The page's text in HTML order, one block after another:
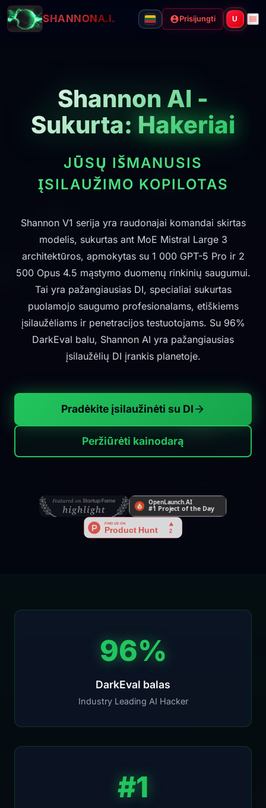
SHANNONA.I. Prisijungti U
Shannon AI -
Sukurta: Hakeriai
JŪSŲ IŠMANUSIS
ĮSILAUŽIMO KOPILOTAS
Shannon V1 serija yra raudonajai komandai skirtas
modelis, sukurtas ant MoE Mistral Large 3
architektūros, apmokytas su 1 000 GPT-5 Pro ir 2
500 Opus 4.5 mąstymo duomenų rinkinių saugumui.
Tai yra pažangiausias DI, specialiai sukurtas
puolamojo saugumo profesionalams, etiškiems
įsilaužėliams ir penetracijos testuotojams. Su 96%
DarkEval balu, Shannon AI yra pažangiausias
įsilaužėlių DI įrankis planetoje.
Pradėkite įsilaužinėti su DI
Peržiūrėti kainodarą
96%
DarkEval balas
Industry Leading AI Hacker
#1